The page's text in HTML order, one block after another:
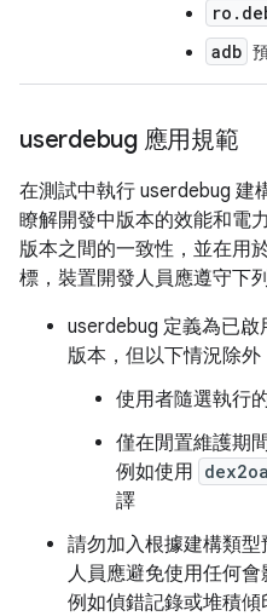
adb
userdebug 應用規範
在測試中執行 userdebug 建
瞭解開發中版本的效能和電
版本之間的一致性，並在用
標，裝置開發人員應遵守下
userdebug 定義為已
版本，但以下情況除外
使用者隨選執行
僅在閒置維護期
例如使用
譯
請勿加入根據建構類
人員應避免使用任何會
例如偵錯記錄或堆積傾